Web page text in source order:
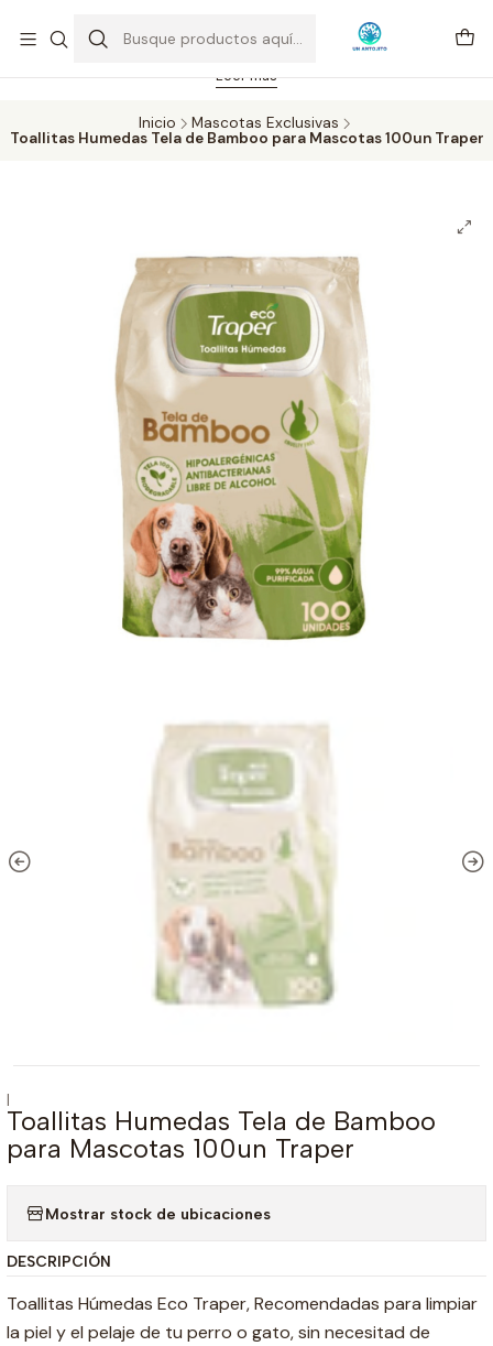
Feriado 21-05-2026 atención hasta las 14 hrs. Envío GRATIS mismo
día solo área Metropolitana Santiago por compras desde CLP 39.900.
Pedidos hasta 16 hrs., sábados y domingos hasta 14 hrs.
Leer más
Inicio
Mascotas Exclusivas
Toallitas Humedas Tela de Bamboo para Mascotas 100un Traper
|
Toallitas Humedas Tela de Bamboo
para Mascotas 100un Traper
Mostrar stock de ubicaciones
DESCRIPCIÓN
Toallitas Húmedas Eco Traper, Recomendadas para limpiar
la piel y el pelaje de tu perro o gato, sin necesitad de